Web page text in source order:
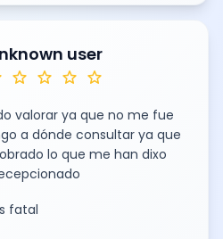
user
star star star star
valorar ya que no me fue
a dónde consultar ya que
lo que me han dixo
fatal